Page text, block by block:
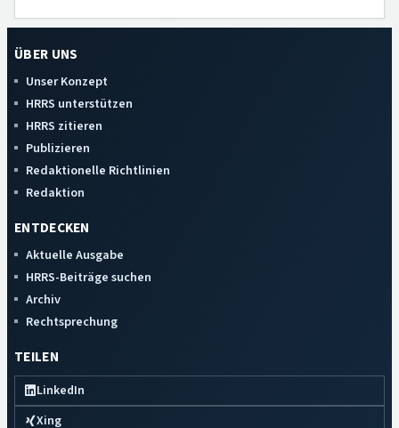
ÜBER UNS
Unser Konzept
HRRS unterstützen
HRRS zitieren
Publizieren
Redaktionelle Richtlinien
Redaktion
ENTDECKEN
Aktuelle Ausgabe
HRRS-Beiträge suchen
Archiv
Rechtsprechung
TEILEN
LinkedIn
Xing